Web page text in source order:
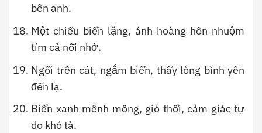
bên anh.
Một chiều biển lặng, ánh hoàng hôn nhuộm
tím cả nỗi nhớ.
Ngồi trên cát, ngắm biển, thấy lòng bình yên
đến lạ.
Biển xanh mênh mông, gió thổi, cảm giác tự
do khó tả.